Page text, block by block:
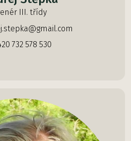
III. třídy
732 578 530